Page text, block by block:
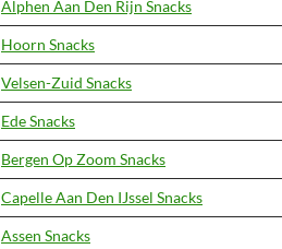
Alphen Aan Den Rijn Snacks
Hoorn Snacks
Velsen-Zuid Snacks
Ede Snacks
Bergen Op Zoom Snacks
Capelle Aan Den IJssel Snacks
Assen Snacks